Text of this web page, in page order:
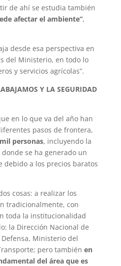
de ahí se estudia también
afectar el ambiente”,
desde esa perspectiva en
del Ministerio, en todo lo
y servicios agrícolas”.
Y LA SEGURIDAD
en lo que va del año han
pasos de frontera,
personas, incluyendo la
se ha generado un
debido a los precios baratos
cosas: a realizar los
tradicionalmente, con
toda la institucionalidad
la Dirección Nacional de
Ministerio del
pero también en
del área que es